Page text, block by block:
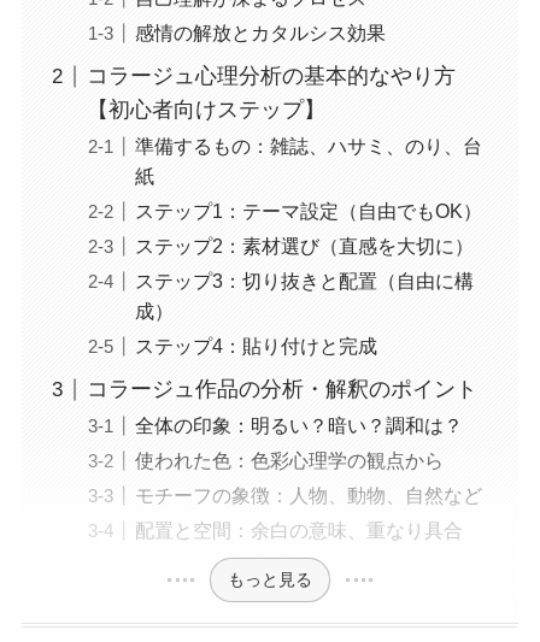
感情の解放とカタルシス効果
コラージュ心理分析の基本的なやり方
【初心者向けステップ】
準備するもの：雑誌、ハサミ、のり、台
紙
ステップ1：テーマ設定（自由でもOK）
ステップ2：素材選び（直感を大切に）
ステップ3：切り抜きと配置（自由に構
成）
ステップ4：貼り付けと完成
コラージュ作品の分析・解釈のポイント
全体の印象：明るい？暗い？調和は？
使われた色：色彩心理学の観点から
モチーフの象徴：人物、動物、自然など
配置と空間：余白の意味、重なり具合
もっと見る